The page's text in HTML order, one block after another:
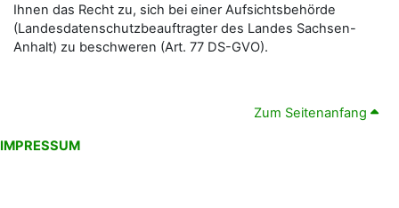
Ihnen das Recht zu, sich bei einer Aufsichtsbehörde
(Landesdatenschutzbeauftragter des Landes Sachsen-
Anhalt) zu beschweren (Art. 77 DS-GVO).
Zum Seitenanfang
IMPRESSUM